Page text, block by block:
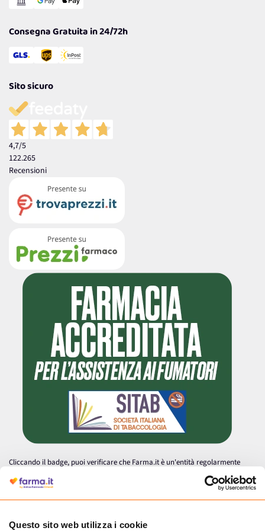
Questo sito web utilizza i cookie
Consegna Gratuita in 24/72h
Sito sicuro
4,7/5
122.265
Recensioni
Cliccando il badge, puoi verificare che Farma.it è un'entità regolarmente
autorizzata dal Ministero della Salute a effettuare la vendita online di
medicinali.